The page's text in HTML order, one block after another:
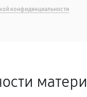
конфиденциальности